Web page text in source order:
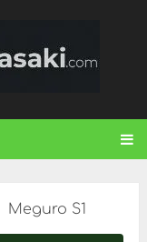
Meguro S1